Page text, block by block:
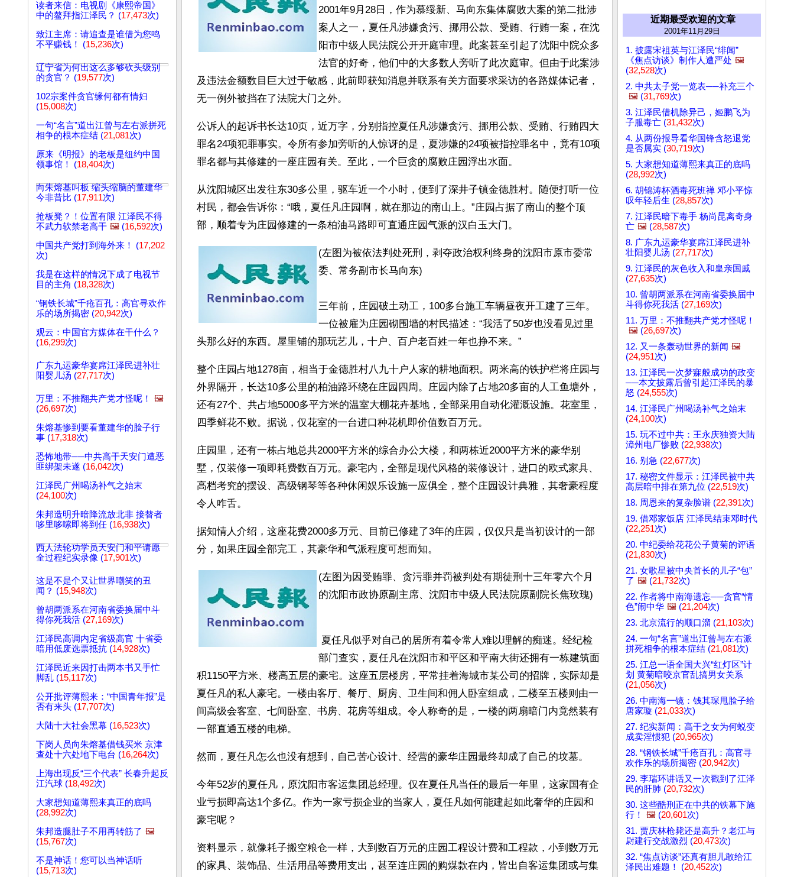
读者来信：电视剧《康熙帝国》
中的鳌拜指江泽民？ (17,473次)
致江主席：请追查是谁借为您鸣
不平赚钱！ (15,236次)
辽宁省为何出这么多够砍头级别
的贪官？ (19,577次)
102宗案件贪官缘何都有情妇
(15,008次)
一句“名言”道出江曾与左右派拼死
相争的根本症结 (21,081次)
原来《明报》的老板是纽约中国
领事馆！ (18,404次)
向朱熔基叫板 缩头缩脑的董建华
今非昔比 (17,911次)
抢板凳？！位置有限 江泽民不得
不武力软禁老高干 🖼️ (16,592次)
中国共产党打到海外来！ (17,202
次)
我是在这样的情况下成了电视节
目的主角 (18,328次)
“钢铁长城”千疮百孔：高官寻欢作
乐的场所揭密 (20,942次)
观云：中国官方媒体在干什么？
(16,299次)
广东九运豪华宴席江泽民进补壮
阳婴儿汤 (27,717次)
万里：不推翻共产党才怪呢！
🖼️
(26,697次)
朱熔基惨到要看董建华的脸子行
事 (17,318次)
恐怖地带──中共高干天安门遭恶
匪绑架未遂 (16,042次)
江泽民广州喝汤补气之始末
(24,100次)
朱邦造明升暗降流放北非 接替者
哆里哆嗦即将到任 (16,938次)
西人法轮功学员天安门和平请愿
全过程纪实录像 (17,901次)
这是不是个又让世界嘲笑的丑
闻？ (15,948次)
曾胡两派系在河南省委换届中斗
得你死我活 (27,169次)
江泽民高调内定省级高官 十省委
暗用低废选票抵抗 (14,928次)
江泽民近来因打击两本书又手忙
脚乱 (15,117次)
公开批评薄熙来：“中国青年报”是
否有来头 (17,707次)
大陆十大社会黑幕 (16,523次)
下岗人员向朱熔基借钱买米 京津
查处十六处地下电台 (16,264次)
上海出现反“三个代表” 长春升起反
江汽球 (18,492次)
大家想知道薄熙来真正的底吗
(28,992次)
朱邦造腿肚子不用再转筋了 🖼️
(15,767次)
不是神话！您可以当神话听
(15,713次)
2001年9月28日，作为慕绥新、马向东集体腐败大案的第二批涉
案人之一，夏任凡涉嫌贪污、挪用公款、受贿、行贿一案，在沈
阳市中级人民法院公开开庭审理。此案甚至引起了沈阳中院众多
法官的好奇，他们中的大多数人旁听了此次庭审。但由于此案涉
及违法金额数目巨大过于敏感，此前即获知消息并联系有关方面要求采访的各路媒体记者，
无一例外被挡在了法院大门之外。
公诉人的起诉书长达10页，近万字，分别指控夏任凡涉嫌贪污、挪用公款、受贿、行贿四大
罪名24项犯罪事实。令所有参加旁听的人惊讶的是，夏涉嫌的24项被指控罪名中，竟有10项
罪名都与其修建的一座庄园有关。至此，一个巨贪的腐败庄园浮出水面。
从沈阳城区出发往东30多公里，驱车近一个小时，便到了深井子镇金德胜村。随便打听一位
村民，都会告诉你：“哦，夏任凡庄园啊，就在那边的南山上。”庄园占据了南山的整个顶
部，顺着专为庄园修建的一条柏油马路即可直通庄园气派的汉白玉大门。
(左图为被依法判处死刑，剥夺政治权利终身的沈阳市原市委常
委、常务副市长马向东)
三年前，庄园破土动工，100多台施工车辆昼夜开工建了三年。
一位被雇为庄园砌围墙的村民描述：“我活了50岁也没看见过里
头那么好的东西。屋里铺的那玩艺儿，十户、百户老百姓一年也挣不来。”
整个庄园占地1278亩，相当于金德胜村八九十户人家的耕地面积。两米高的铁护栏将庄园与
外界隔开，长达10多公里的柏油路环绕在庄园四周。庄园内除了占地20多亩的人工鱼塘外，
还有27个、共占地5000多平方米的温室大棚花卉基地，全部采用自动化灌溉设施。花室里，
四季鲜花不败。据说，仅花室的一台进口种花机即价值数百万元。
庄园里，还有一栋占地总共2000平方米的综合办公大楼，和两栋近2000平方米的豪华别
墅，仅装修一项即耗费数百万元。豪宅内，全部是现代风格的装修设计，进口的欧式家具、
高档考究的摆设、高级钢琴等各种休闲娱乐设施一应俱全，整个庄园设计典雅，其奢豪程度
令人咋舌。
据知情人介绍，这座花费2000多万元、目前已修建了3年的庄园，仅仅只是当初设计的一部
分，如果庄园全部完工，其豪华和气派程度可想而知。
(左图为因受贿罪、贪污罪并罚被判处有期徒刑十三年零六个月
的沈阳市政协原副主席、沈阳市中级人民法院原副院长焦玫瑰)
部门查实，夏任凡在沈阳市和平区和平南大街还拥有一栋建筑面
积1150平方米、楼高五层的豪宅。这座五层楼房，平常挂着海城市某公司的招牌，实际却是
夏任凡的私人豪宅。一楼由客厅、餐厅、厨房、卫生间和佣人卧室组成，二楼至五楼则由一
间高级会客室、七间卧室、书房、花房等组成。令人称奇的是，一楼的两扇暗门内竟然装有
一部直通五楼的电梯。
然而，夏任凡怎么也没有想到，自己苦心设计、经营的豪华庄园最终却成了自己的坟墓。
今年52岁的夏任凡，原沈阳市客运集团总经理。仅在夏任凡当任的最后一年里，这家国有企
业亏损即高达1个多亿。作为一家亏损企业的当家人，夏任凡如何能建起如此奢华的庄园和
豪宅呢？
资料显示，就像耗子搬空粮仓一样，大到数百万元的庄园工程设计费和工程款，小到数万元
的家具、装饰品、生活用品等费用支出，甚至连庄园的购煤款在内，皆出自客运集团或与集
近期最受欢迎的文章
2001年11月29日
1. 披露宋祖英与江泽民“绯闻”
《焦点访谈》制作人遭严处 🖼️
(32,528次)
2. 中共太子党一览表──补充三个
🖼️ (31,769次)
3. 江泽民借机除异己，姬鹏飞为
子服毒亡 (31,432次)
4. 从两份报导看华国锋含怒退党
是否属实 (30,719次)
5. 大家想知道薄熙来真正的底吗
(28,992次)
6. 胡锦涛杯酒毒死班禅 邓小平惊
叹年轻后生 (28,857次)
7. 江泽民暗下毒手 杨尚昆离奇身
亡 🖼️ (28,587次)
8. 广东九运豪华宴席江泽民进补
壮阳婴儿汤 (27,717次)
9. 江泽民的灰色收入和皇亲国戚
(27,635次)
10. 曾胡两派系在河南省委换届中
斗得你死我活 (27,169次)
11. 万里：不推翻共产党才怪呢！
🖼️ (26,697次)
12. 又一条轰动世界的新闻 🖼️
(24,951次)
13. 江泽民一次梦寐般成功的政变
──本文披露后曾引起江泽民的暴
怒 (24,555次)
14. 江泽民广州喝汤补气之始末
(24,100次)
15. 玩不过中共：王永庆独资大陆
漳州电厂惨败 (22,938次)
16. 别急 (22,677次)
17. 秘密文件显示：江泽民被中共
高层暗中排在第九位 (22,519次)
18. 周恩来的复杂脸谱 (22,391次)
19. 借邓家饭店 江泽民结束邓时代
(22,251次)
20. 中纪委给花花公子黄菊的评语
(21,830次)
21. 女歌星被中央首长的儿子“包”
了 🖼️ (21,732次)
22. 作者将中南海遗忘──贪官“情
色”闹中华 🖼️ (21,204次)
23. 北京流行的顺口溜 (21,103次)
24. 一句“名言”道出江曾与左右派
拼死相争的根本症结 (21,081次)
25. 江总一语全国大兴“红灯区”计
划 黄菊暗咬京官乱搞男女关系
(21,056次)
26. 中南海一镜：钱其琛甩脸子给
唐家璇 (21,033次)
27. 纪实新闻：高干之女为何蜕变
成卖淫惯犯 (20,965次)
28. “钢铁长城”千疮百孔：高官寻
欢作乐的场所揭密 (20,942次)
29. 李瑞环讲话又一次戳到了江泽
民的肝肺 (20,732次)
30. 这些酷刑正在中共的铁幕下施
行！
🖼️ (20,601次)
31. 贾庆林枪毙还是高升？老江与
尉建行交战激烈 (20,473次)
32. “焦点访谈”还真有胆儿敢给江
泽民出难题！ (20,452次)